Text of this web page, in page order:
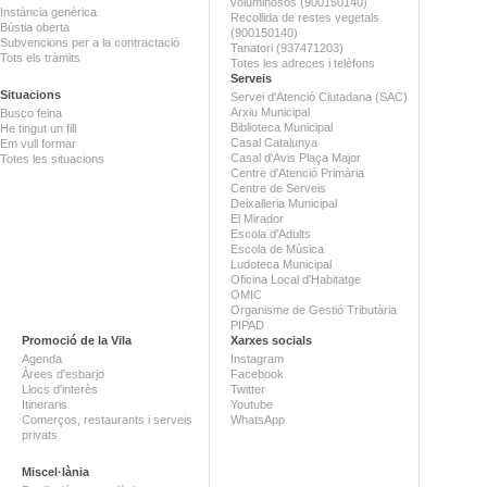
Instància genèrica
Bústia oberta
Subvencions per a la contractació
Tots els tràmits
Situacions
Busco feina
He tingut un fill
Em vull formar
Totes les situacions
Recollida de restes vegetals
(900150140)
Tanatori (937471203)
Totes les adreces i telèfons
Serveis
Servei d'Atenció Ciutadana (SAC)
Arxiu Municipal
Biblioteca Municipal
Casal Catalunya
Casal d'Avis Plaça Major
Centre d'Atenció Primària
Centre de Serveis
Deixalleria Municipal
El Mirador
Escola d'Adults
Escola de Música
Ludoteca Municipal
Oficina Local d'Habitatge
OMIC
Organisme de Gestió Tributària
PIPAD
Promoció de la Vila
Agenda
Àrees d'esbarjo
Llocs d'interès
Itineraris
Comerços, restaurants i serveis
privats
Miscel·lània
Xarxes socials
Instagram
Facebook
Twitter
Youtube
WhatsApp